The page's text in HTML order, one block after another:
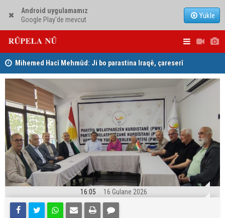
Android uygulamamız
Google Play'de mevcut
Yükle
Mihemed Hacî Mehmûd: Ji bo parastina Iraqê, çareserî
sîstema konfederalî ye Dîcleyê
16:05 16 Gulane 2026